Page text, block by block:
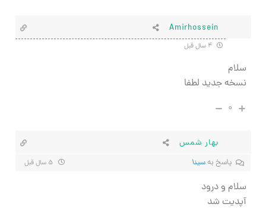
Amirhossein
سلام
نسخه جدید لطفا
۰
بهار شمس
پاسخ بهسینا
سلام و درود
آپدیت شد